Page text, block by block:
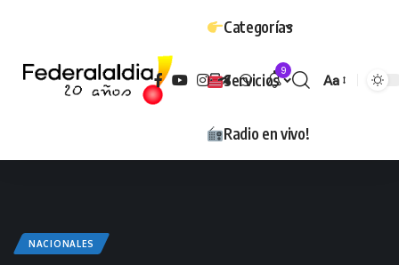
Categorías
Servicios
Radio en vivo!
9
Tamaño
Aa
NACIONALES